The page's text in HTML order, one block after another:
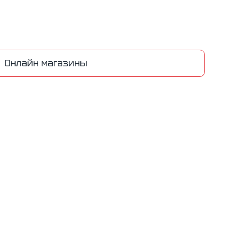
Онлайн магазины